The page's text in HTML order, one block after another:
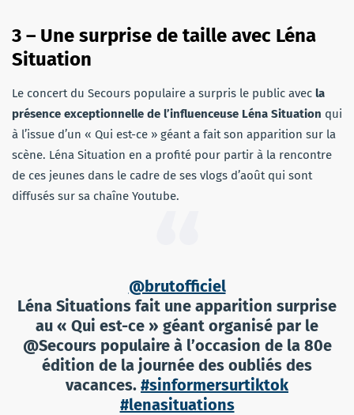
3 – Une surprise de taille avec Léna
Situation
Le concert du Secours populaire a surpris le public avec la
présence exceptionnelle de l’influenceuse Léna Situation qui
à l’issue d’un « Qui est-ce » géant a fait son apparition sur la
scène. Léna Situation en a profité pour partir à la rencontre
de ces jeunes dans le cadre de ses vlogs d’août qui sont
diffusés sur sa chaîne Youtube.
@brutofficiel
Léna Situations fait une apparition surprise
au « Qui est-ce » géant organisé par le
@Secours populaire à l’occasion de la 80e
édition de la journée des oubliés des
vacances. #sinformersurtiktok
#lenasituations